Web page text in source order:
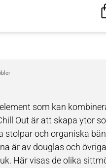
som kan
Out är att skapa ytor
stolpar och organiska
är av douglas och
Här visas de olika